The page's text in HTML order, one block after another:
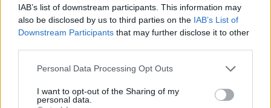
IAB’s list of downstream participants. This information may
also be disclosed by us to third parties on the IAB’s List of
Downstream Participants that may further disclose it to other
Personal Data Processing Opt Outs
I want to opt-out of the Sharing of my
personal data.
Weboldal:
http://www.nagyhazi.hu
bútorok, szőnyegek, üveg, porcelán és ezüst tárgyak, ékszerek,
néprajzi tárgyak értékesítése és aukcionálása. Hagyatékok és
a tárgyfelvétel folyamatos.